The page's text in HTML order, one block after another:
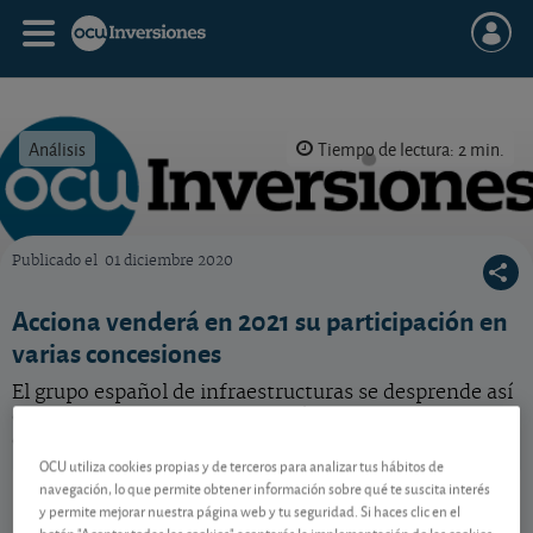
Análisis Tiempo de lectura: 2 min.
Publicado el 01 diciembre 2020
Acciona venderá en 2021 su participación en
varias concesiones
El grupo español de infraestructuras se desprende así
Acciona
ES0125220311
214,20 EUR
OCU utiliza cookies propias y de terceros para analizar tus hábitos de
navegación, lo que permite obtener información sobre qué te suscita interés
y permite mejorar nuestra página web y tu seguridad. Si haces clic en el